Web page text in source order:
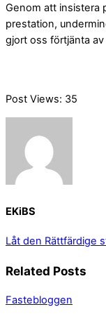
Genom att insistera
prestation,
gjort oss förtjänta av
Post Views: 35
EKiBS
Låt den Rättfärdige
Related Posts
Fastebloggen